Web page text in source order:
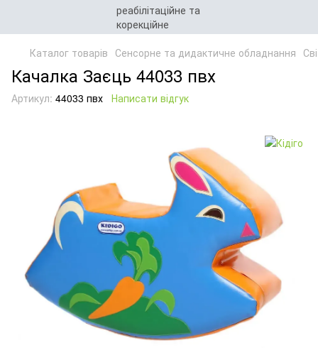
Каталог товарів Сенсорне та дидактичне обладнання
Качалка Заєць 44033 пвх
Артикул: 44033 пвх Написати відгук